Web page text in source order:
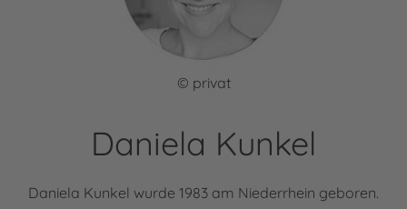
© privat
Daniela Kunkel
Daniela Kunkel wurde 1983 am Niederrhein geboren.